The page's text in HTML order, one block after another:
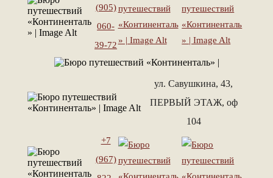
(905)
060-
39-72
ул. Савушкина, 43,
ПЕРВЫЙ ЭТАЖ, оф
104
+7
(967)